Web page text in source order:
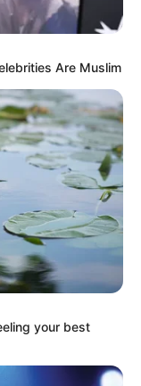
Are Muslim
your best